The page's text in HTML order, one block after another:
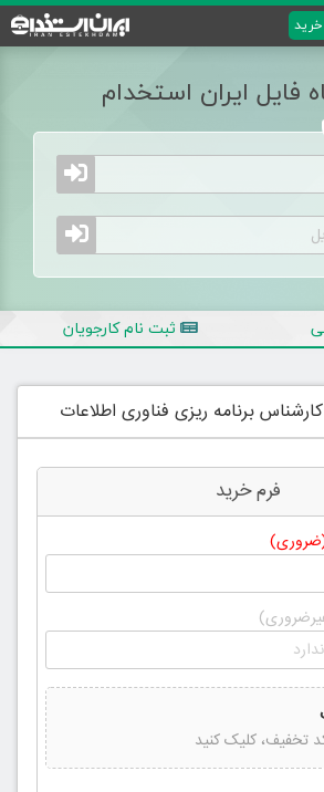
فایل ایران استخدام
ثبت نام کارجویان
برنامه ریزی فناوری اطلاعات
فرم خرید
تخفیف، کلیک کنید